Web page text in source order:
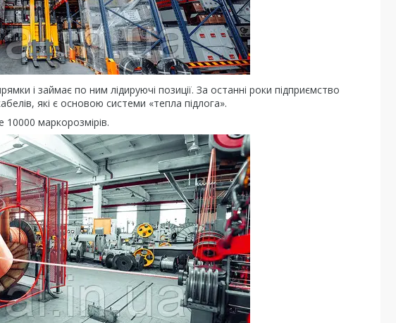
і займає по ним лідируючі позиції. За останні роки підприємство
які є основою системи «тепла підлога».
10000 маркорозмірів.